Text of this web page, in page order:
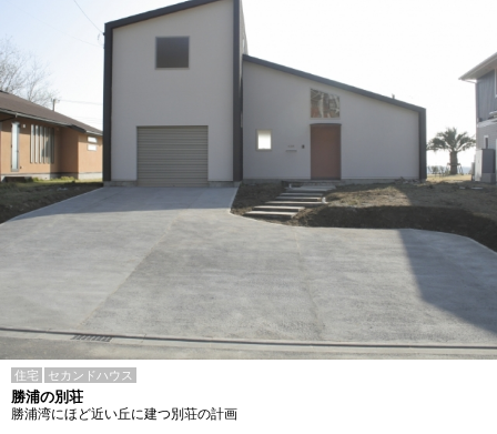
住宅 セカンドハウス
勝浦の別荘
勝浦湾にほど近い丘に建つ別荘の計画